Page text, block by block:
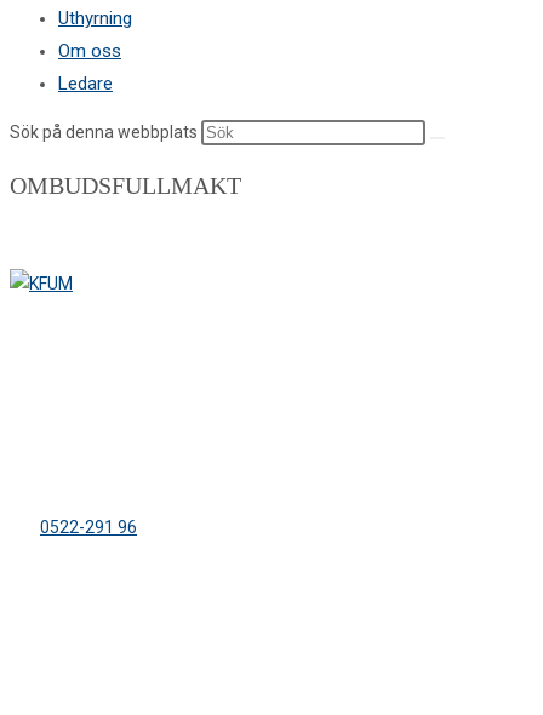
Uthyrning
Om oss
Ledare
Sök på denna webbplats
OMBUDSFULLMAKT
0522-291 96